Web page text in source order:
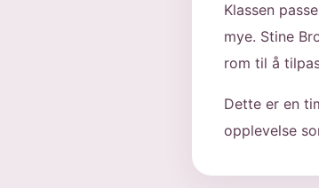
Klassen
mye. Stine
rom til å
Dette er en
opplevelse